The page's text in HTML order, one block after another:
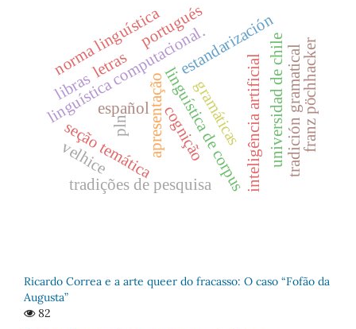
linguística de corpus
linguística computacional. inteligência artificial
letras
apresentação
seção temáticacognição
tradições de pesquisa
estandarización
gramáticas universidad de chiletradición gramatical
portugués
español
norma linguística franz pöchhacker
libras
pln
velhice
Ricardo Correa e a arte queer do fracasso: O caso “Fofão da
Augusta”
82